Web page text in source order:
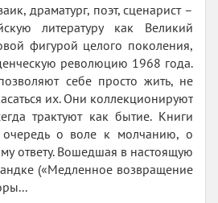
драматург, поэт, сценарист –
литературу как Великий
фигурой целого поколения,
революцию 1968 года.
себе просто жить, не
их. Они коллекционируют
трактуют как бытие. Книги
о воле к молчанию, о
ответу. Вошедшая в настоящую
(«Медленное возвращение